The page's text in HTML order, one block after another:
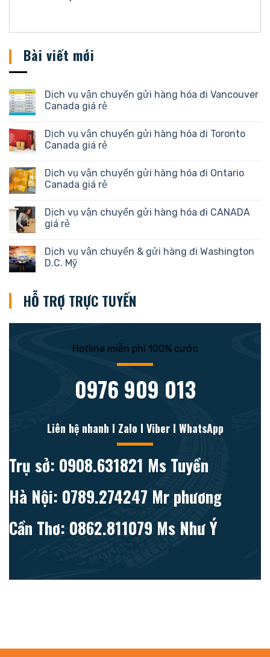
Bài viết mới
Dịch vụ vận chuyển gửi hàng hóa đi Vancouver
Canada giá rẻ
Dịch vụ vận chuyển gửi hàng hóa đi Toronto
Canada giá rẻ
Dịch vụ vận chuyển gửi hàng hóa đi Ontario
Canada giá rẻ
Dịch vụ vận chuyển gửi hàng hóa đi CANADA
giá rẻ
Dịch vụ vận chuyển & gửi hàng đi Washington
D.C. Mỹ
HỖ TRỢ TRỰC TUYẾN
Hotline miễn phí 100% cước
0976 909 013
Liên hệ nhanh l Zalo l Viber l WhatsApp
Trụ sở: 0908.631821 Ms Tuyền
Hà Nội: 0789.274247 Mr phương
Cần Thơ: 0862.811079 Ms Như Ý